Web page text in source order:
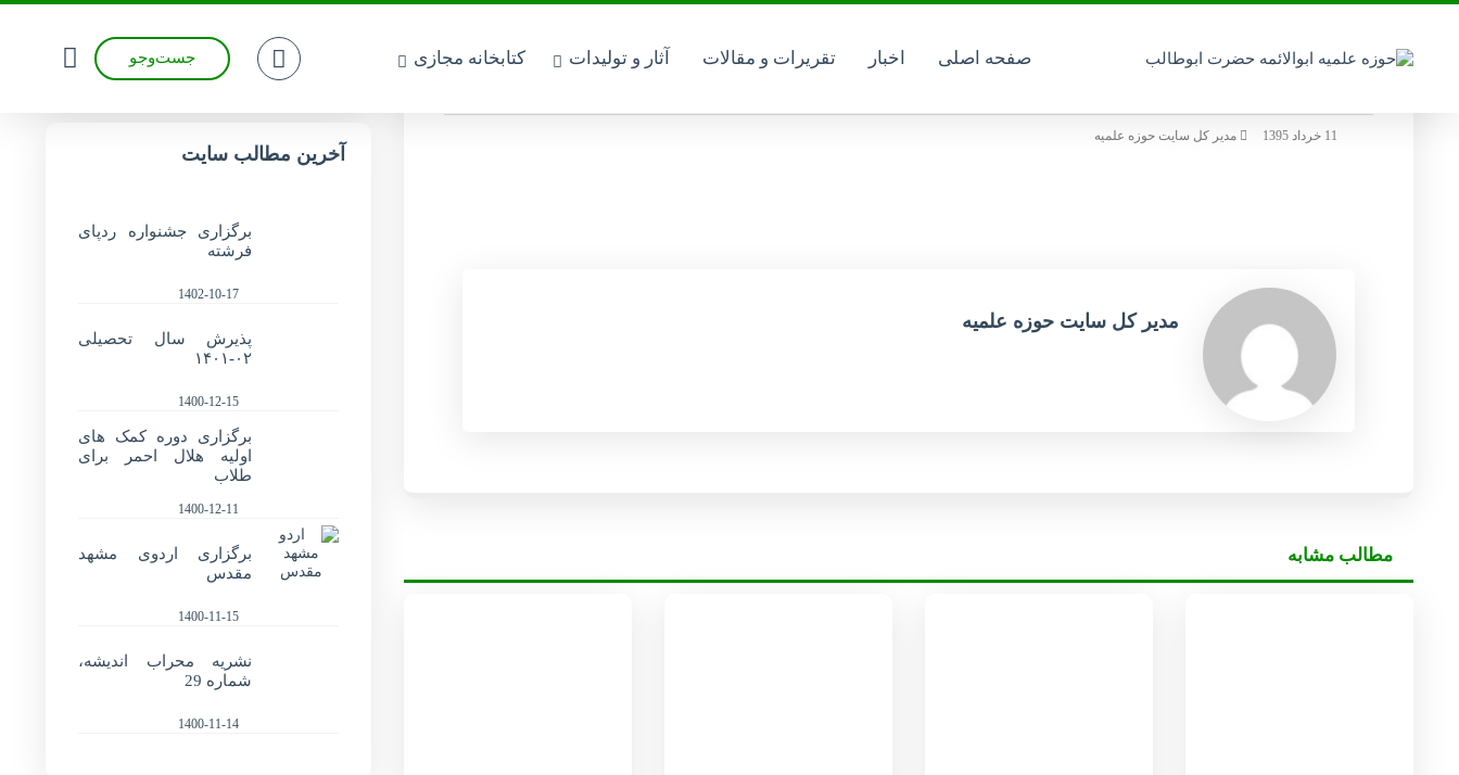
صفحه اصلی اخبار تقریرات و مقالات آثار و تولیدات کتابخانه مجازی جست‌وجو
مدیر کل سایت حوزه علمیه
مدیر کل سایت حوزه علمیه
مطالب مشابه
آخرین مطالب سایت
برگزاری جشنواره ردپای
فرشته
1402-10-17
پذیرش سال تحصیلی
۰۲-۱۴۰۱
1400-12-15
برگزاری دوره کمک های
اولیه هلال احمر برای
طلاب
1400-12-11
برگزاری اردوی مشهد
مقدس
1400-11-15
نشریه محراب اندیشه،
شماره 29
1400-11-14